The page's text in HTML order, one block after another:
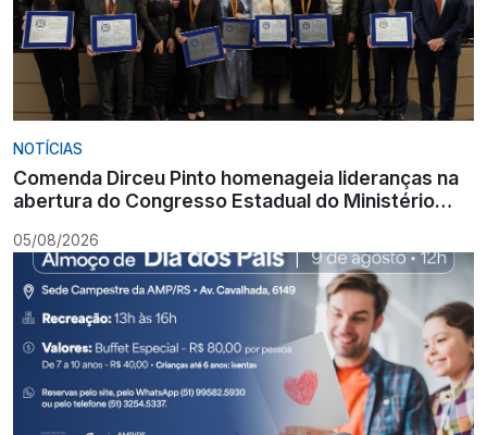
NOTÍCIAS
Comenda Dirceu Pinto homenageia lideranças na
abertura do Congresso Estadual do Ministério
05/08/2026